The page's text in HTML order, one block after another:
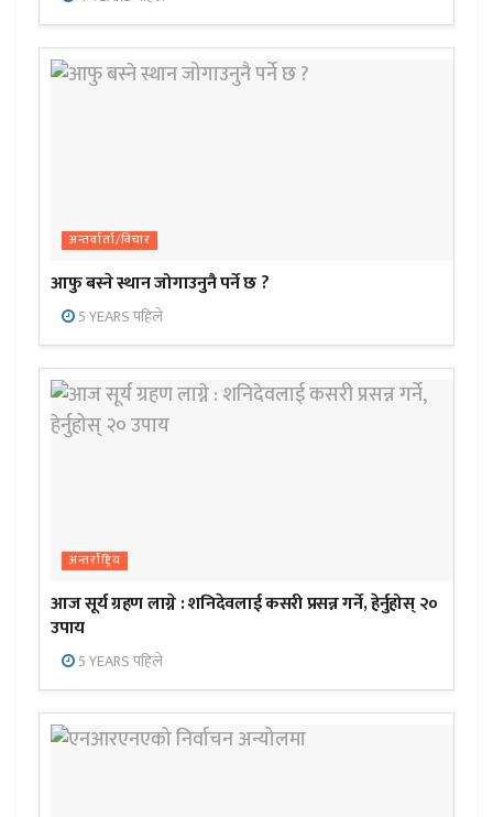
अन्तर्वार्ता/विचार
आफु बस्ने स्थान जोगाउनुनै पर्ने छ ?
5 YEARS पहिले
अन्तर्राष्ट्रिय
आज सूर्य ग्रहण लाग्ने : शनिदेवलाई कसरी प्रसन्न गर्ने, हेर्नुहोस् २०
उपाय
5 YEARS पहिले